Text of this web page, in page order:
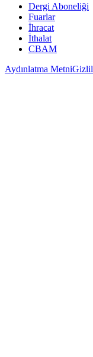
Dergi Aboneliği
Fuarlar
İhracat
İthalat
CBAM
Aydınlatma Metni